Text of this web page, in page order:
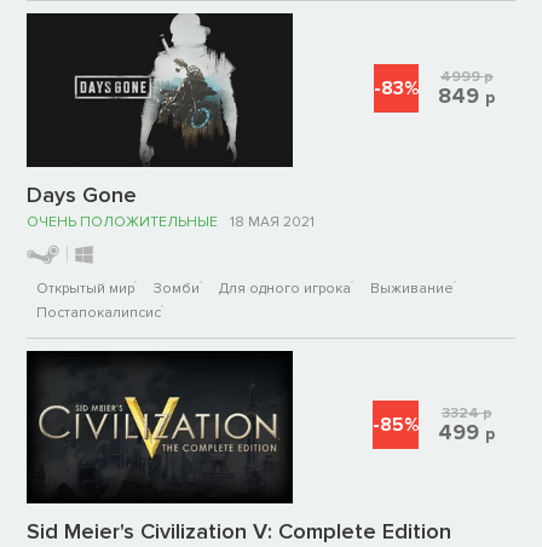
Days Gone
ОЧЕНЬ ПОЛОЖИТЕЛЬНЫЕ 18 МАЯ 2021
Открытый мир Зомби Для одного игрока
Выживание
Постапокалипсис
-83% 4999р
849 р
Sid Meier's Civilization V: Complete Edition
-85% 3324р
499 р